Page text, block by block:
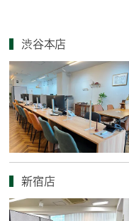
渋谷本店
新宿店